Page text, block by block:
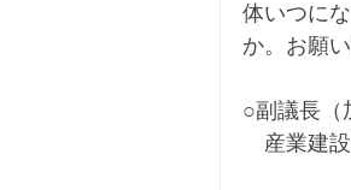
体いつに
か。お願い
○副議長（
産業建設